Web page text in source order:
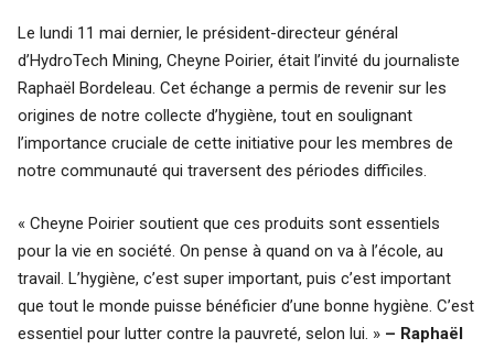
Le lundi 11 mai dernier, le président-directeur général
d’HydroTech Mining, Cheyne Poirier, était l’invité du journaliste
Raphaël Bordeleau. Cet échange a permis de revenir sur les
origines de notre collecte d’hygiène, tout en soulignant
l’importance cruciale de cette initiative pour les membres de
notre communauté qui traversent des périodes difficiles.
« Cheyne Poirier soutient que ces produits sont essentiels
pour la vie en société. On pense à quand on va à l’école, au
travail. L’hygiène, c’est super important, puis c’est important
que tout le monde puisse bénéficier d’une bonne hygiène. C’est
essentiel pour lutter contre la pauvreté, selon lui. » – Raphaël